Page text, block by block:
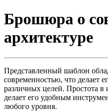
Брошюра о
архитектуре
Представленный шаблон
современностью, что делает
различных целей. Простота в
делает его удобным
любого уровня.